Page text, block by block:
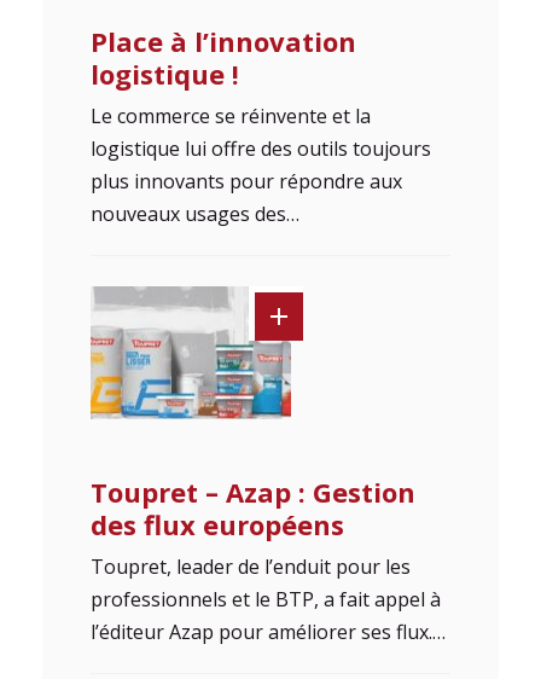
Place à l’innovation
logistique !
Le commerce se réinvente et la
logistique lui offre des outils toujours
plus innovants pour répondre aux
nouveaux usages des…
Toupret – Azap : Gestion
des flux européens
Toupret, leader de l’enduit pour les
professionnels et le BTP, a fait appel à
l’éditeur Azap pour améliorer ses flux.…